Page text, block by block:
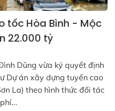
tốc Hòa Bình - Mộc
22.000 tỷ
Dũng vừa ký quyết định
Dự án xây dựng tuyến cao
La) theo hình thức đối tác